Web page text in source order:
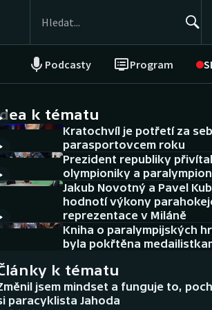
Podcasty Program
NEPŘEHLÉDNĚTE
Historické návraty
Aplikace ČT sport
AZ kvíz
k tématu
Kratochvíl je potřetí za
parasportovcem roku
Prezident republiky přivítal
olympioniky a
Jakub Novotný a Pavel
hodnotí výkony
reprezentace v Miláně
Kniha o paralympijských
byla pokřtěna
k tématu
jsem mindset a funguje to,
paracyklista Jahoda